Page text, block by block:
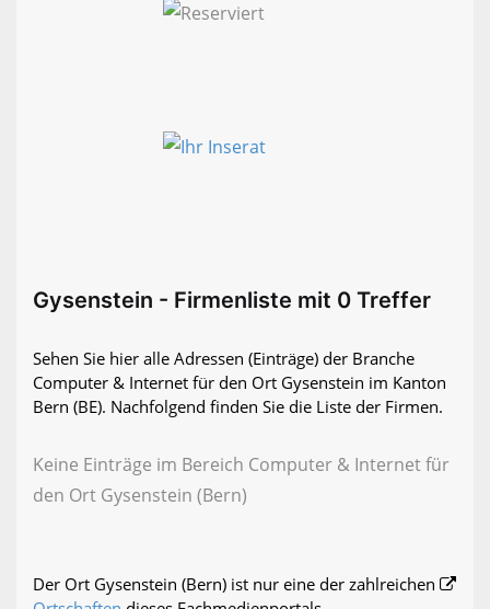
Gysenstein - Firmenliste mit 0 Treffer
Sehen Sie hier alle Adressen (Einträge) der Branche
Computer & Internet für den Ort Gysenstein im Kanton
Bern (BE). Nachfolgend finden Sie die Liste der Firmen.
Keine Einträge im Bereich Computer & Internet für
den Ort Gysenstein (Bern)
Der Ort Gysenstein (Bern) ist nur eine der zahlreichen